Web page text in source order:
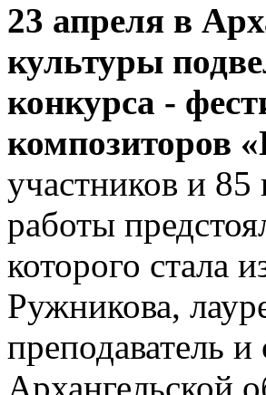
23 апреля в
культуры
конкурса -
композиторов
участников и
работы
которого стала
Ружникова,
преподаватель